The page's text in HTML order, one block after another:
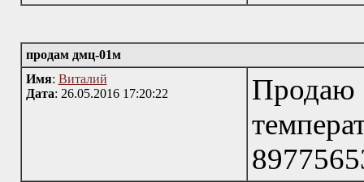
продам дмц-01м
Имя: Виталий
Дата: 26.05.2016 17:20:22